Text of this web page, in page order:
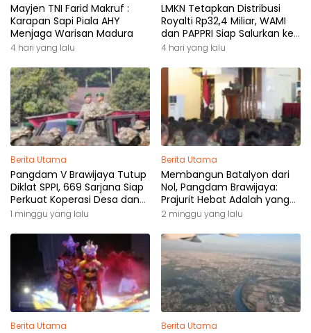
Mayjen TNI Farid Makruf :
Karapan Sapi Piala AHY
Menjaga Warisan Madura
4 hari yang lalu
LMKN Tetapkan Distribusi
Royalti Rp32,4 Miliar, WAMI
dan PAPPRI Siap Salurkan ke
Pemilik Hak
4 hari yang lalu
Berita Utama
Pangdam V Brawijaya Tutup
Diklat SPPI, 669 Sarjana Siap
Perkuat Koperasi Desa dan
Kampung Nelayan
1 minggu yang lalu
Berita Utama
Membangun Batalyon dari
Nol, Pangdam Brawijaya:
Prajurit Hebat Adalah yang
Dibutuhkan Rakyat
2 minggu yang lalu
Berita Utama Berita Utama